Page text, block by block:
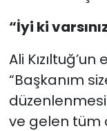
“İyi ki
Ali Kızıltuğ’un
“Başkanım
ve gelen tüm